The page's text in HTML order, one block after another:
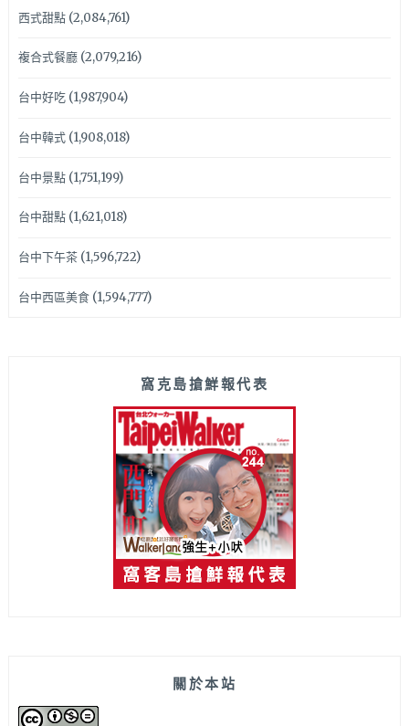
西式甜點(2,084,761)
複合式餐廳(2,079,216)
台中好吃(1,987,904)
台中韓式(1,908,018)
台中景點(1,751,199)
台中甜點(1,621,018)
台中下午茶(1,596,722)
台中西區美食(1,594,777)
窩克島搶鮮報代表
關於本站